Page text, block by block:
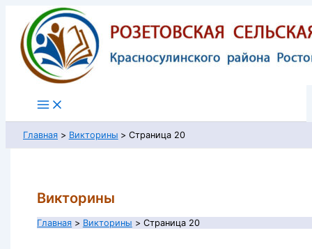
Перейти
содержимому
Главная Викторины Страница 20
Викторины
Главная Викторины Страница 20